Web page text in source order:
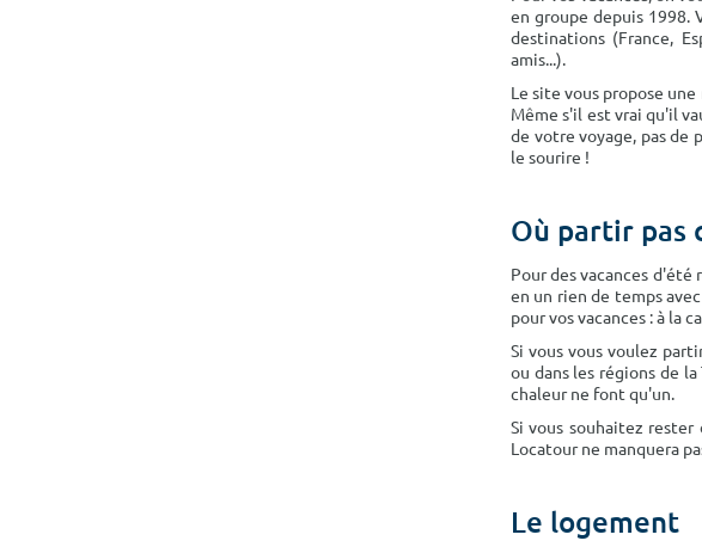
en groupe depuis 1998.
destinations (France,
amis...).
Le site vous propose
Même s'il est vrai qu'il
de votre voyage, pas de
le sourire !
Où partir pas
Pour des vacances
en un rien de temps
pour vos vacances : à la
Si vous vous voulez
ou dans les régions de
chaleur ne font qu'un.
Si vous souhaitez rester
Locatour ne manquera
Le logement